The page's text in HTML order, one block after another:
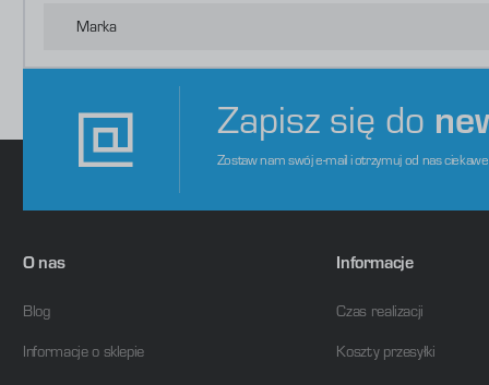
Marka
Zapisz się do
Zostaw nam swój e-mail i otrzymuj od nas
O nas
Blog
Informacje o sklepie
Informacje
Czas realizacji
Koszty przesyłki